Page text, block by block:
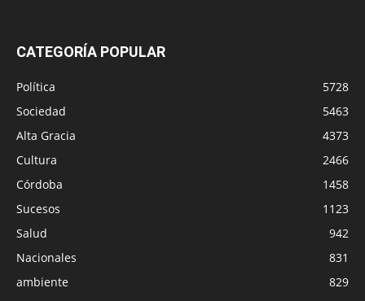
CATEGORÍA POPULAR
Política
5728
Sociedad
5463
Alta Gracia
4373
Cultura
2466
Córdoba
1458
Sucesos
1123
Salud
942
Nacionales
831
ambiente
829